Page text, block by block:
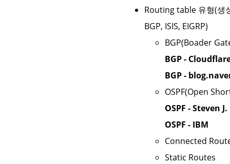
Routing table 유형(생
BGP, ISIS, EIGRP)
BGP(Boader
BGP -
BGP -
OSPF(Open
OSPF - Steven J.
OSPF - IBM
Connected
Static Routes